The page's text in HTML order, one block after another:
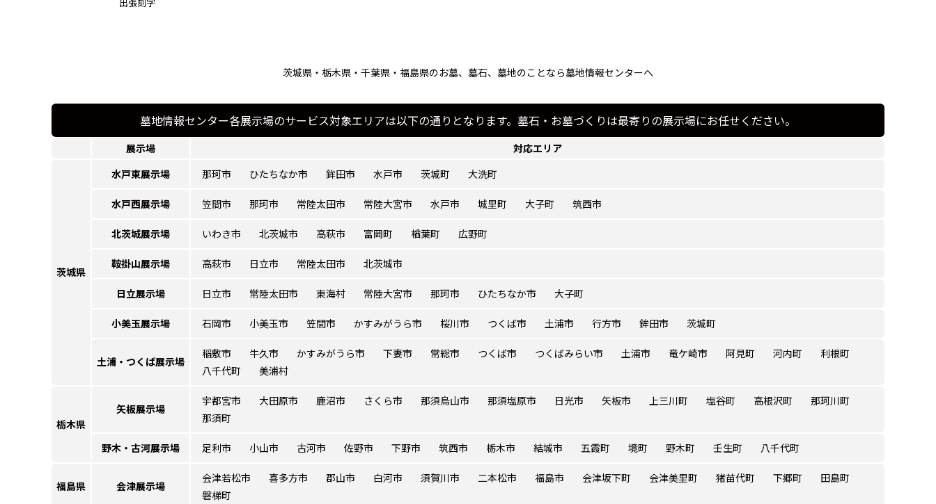
茨城県・栃木県・千葉県・福島県のお墓、墓石、墓地のことなら墓地情報センターへ
墓地情報センター各展示場のサービス対象エリアは以下の通りとなります。墓石・お墓づくりは最寄りの展示場にお任せください。
展示場 対応エリア
茨城県
水戸東展示場 那珂市 ひたちなか市 鉾田市 水戸市 茨城町 大洗町
水戸西展示場 笠間市 那珂市 常陸太田市 常陸大宮市 水戸市 城里町 大子町 筑西市
北茨城展示場 いわき市 北茨城市 高萩市 富岡町 楢葉町 広野町
鞍掛山展示場 高萩市 日立市 常陸太田市 北茨城市
日立展示場 日立市 常陸太田市 東海村 常陸大宮市 那珂市 ひたちなか市 大子町
小美玉展示場 石岡市 小美玉市 笠間市 かすみがうら市 桜川市 つくば市 土浦市 行方市 鉾田市 茨城町
土浦・つくば展示場
稲敷市 牛久市 かすみがうら市 下妻市 常総市 つくば市 つくばみらい市 土浦市 竜ケ崎市 阿見町 河内町
利根町
八千代町
美浦村
栃木県
矢板展示場
宇都宮市 大田原市 鹿沼市 さくら市 那須烏山市 那須塩原市 日光市 矢板市 上三川町 塩谷町 高根沢町
那珂川町
那須町
野木・古河展示場 足利市 小山市 古河市 佐野市 下野市 筑西市 栃木市 結城市 五霞町 境町 野木町 壬生町 八千代町
福島県 会津展示場
会津若松市 喜多方市 郡山市 白河市 須賀川市 二本松市 福島市 会津坂下町 会津美里町 猪苗代町 下郷町
田島町
磐梯町